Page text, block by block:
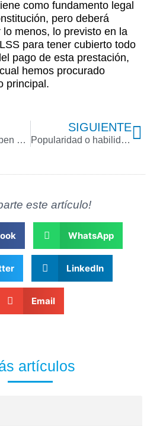
como fundamento legal
pero deberá
menos, lo previsto en la
para tener cubierto todo
pago de esta prestación,
hemos procurado
principal.
¿Mexicanos reciben capacitación constante en su trabajo?
SIGUIENTE
Popularidad o habilidades, ¿qué impulsa una carrera profesional?
este artículo!
WhatsApp
LinkedIn
Email
artículos